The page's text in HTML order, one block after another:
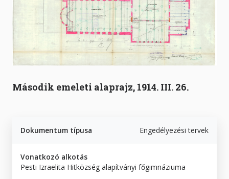
Második emeleti alaprajz, 1914. III. 26.
Dokumentum típusa Engedélyezési tervek
Vonatkozó alkotás
Pesti Izraelita Hitközség alapítványi főgimnáziuma